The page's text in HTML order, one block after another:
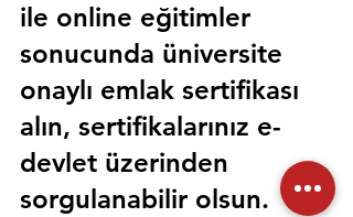
ile online eğitimler
sonucunda üniversite
onaylı emlak sertifikası
alın, sertifikalarınız e-
devlet üzerinden
sorgulanabilir olsun.